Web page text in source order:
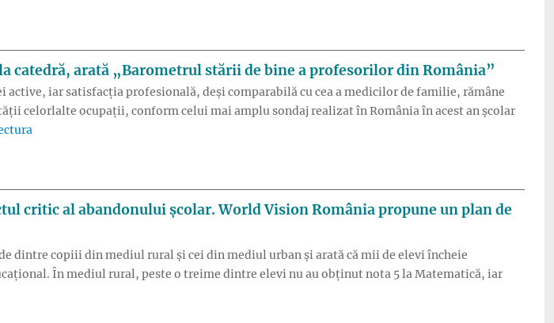
catedră, arată „Barometrul stării de bine a profesorilor din România”
iar satisfacția profesională, deși comparabilă cu cea a medicilor de familie, rămâne
celorlalte ocupații, conform celui mai amplu sondaj realizat în România în acest an școlar
critic al abandonului școlar. World Vision România propune un plan de
dintre copiii din mediul rural și cei din mediul urban și arată că mii de elevi încheie
În mediul rural, peste o treime dintre elevi nu au obținut nota 5 la Matematică, iar